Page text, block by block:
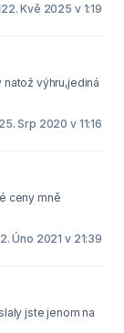
22. Kvě 2025 v 1:19
výhru,jediná
25. Srp 2020 v 11:16
ceny mně
Úno 2021 v 21:39
jste jenom na